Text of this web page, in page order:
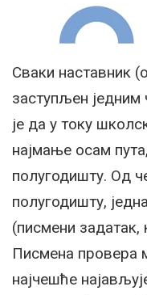
Сваки наставник
заступљен
је да у току
најмање осам
полугодишту. Од
полугодишту,
(писмени задатак,
Писмена провера
најчешће